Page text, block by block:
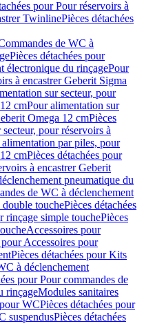
pour Pour réservoirs à
TwinlinePièces détachées
de WC à
Pièces détachées pour
électronique du rinçagePour
à encastrer Geberit Sigma
sur secteur, pour
cmPour alimentation sur
Omega 12 cmPièces
pour réservoirs à
par piles, pour
cmPièces détachées pour
à encastrer Geberit
pneumatique du
de WC à déclenchement
touchePièces détachées
rinçage simple touchePièces
Accessoires pour
pour Accessoires pour
Pièces détachées pour Kits
à déclenchement
pour Pour commandes de
rinçageModules sanitaires
WCPièces détachées pour
suspendusPièces détachées